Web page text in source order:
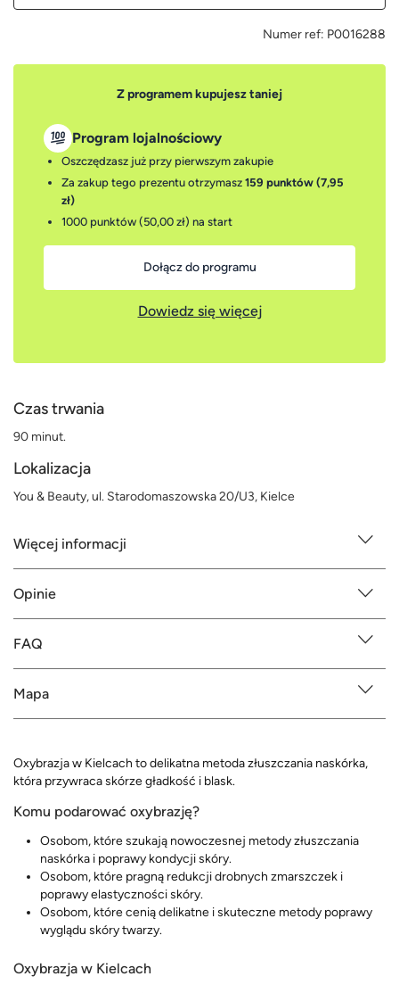
Numer ref: P0016288
Z programem kupujesz taniej
Program lojalnościowy
Oszczędzasz już przy pierwszym zakupie
Za zakup tego prezentu otrzymasz 159 punktów (7,95
zł)
1000 punktów (50,00 zł) na start
Dołącz do programu
Dowiedz się więcej
Czas trwania
90 minut.
Lokalizacja
You & Beauty, ul. Starodomaszowska 20/U3, Kielce
Więcej informacji
Opinie
FAQ
Mapa
Oxybrazja w Kielcach to delikatna metoda złuszczania naskórka,
która przywraca skórze gładkość i blask.
Komu podarować oxybrazję?
Osobom, które szukają nowoczesnej metody złuszczania
naskórka i poprawy kondycji skóry.
Osobom, które pragną redukcji drobnych zmarszczek i
poprawy elastyczności skóry.
Osobom, które cenią delikatne i skuteczne metody poprawy
wyglądu skóry twarzy.
Oxybrazja w Kielcach